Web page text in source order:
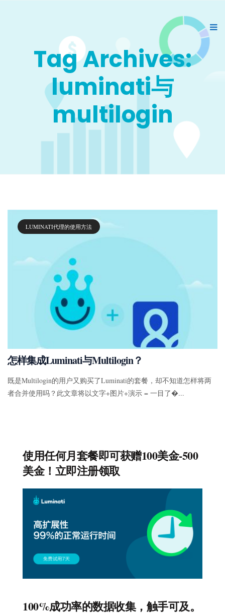
Tag Archives:
luminati与
multilogin
LUMINATI代理的使用方法
怎样集成Luminati与Multilogin？
既是Multilogin的用户又购买了Luminati的套餐，却不知道怎样将两
者合并使用吗？此文章将以文字+图片+演示 = 一目了�...
使用任何月套餐即可获赠100美金-500
美金！立即注册领取
100%成功率的数据收集，触手可及。